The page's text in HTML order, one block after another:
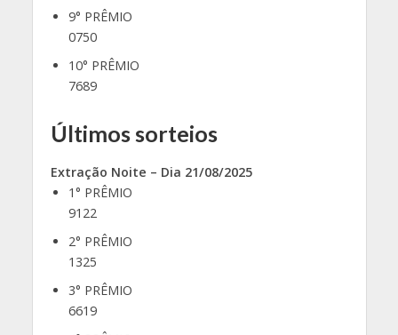
9° PRÊMIO
0750
10° PRÊMIO
7689
Últimos sorteios
Extração Noite – Dia 21/08/2025
1° PRÊMIO
9122
2° PRÊMIO
1325
3° PRÊMIO
6619